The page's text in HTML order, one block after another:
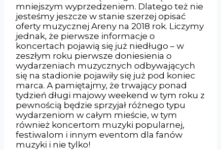
mniejszym wyprzedzeniem. Dlatego też nie
jesteśmy jeszcze w stanie szerzej opisać
oferty muzycznej Areny na 2018 rok. Liczymy
jednak, że pierwsze informacje o
koncertach pojawią się już niedługo – w
zeszłym roku pierwsze doniesienia o
wydarzeniach muzycznych odbywających
się na stadionie pojawiły się już pod koniec
marca. A pamiętajmy, że trwający ponad
tydzień długi majowy weekend w tym roku z
pewnością będzie sprzyjał różnego typu
wydarzeniom w całym mieście, w tym
również koncertom muzyki popularnej,
festiwalom i innym eventom dla fanów
muzyki i nie tylko!